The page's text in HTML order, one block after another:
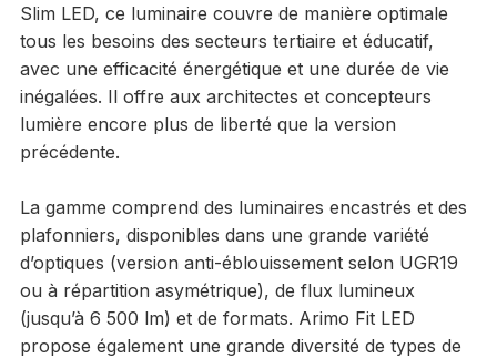
Slim LED, ce luminaire couvre de manière optimale
tous les besoins des secteurs tertiaire et éducatif,
avec une efficacité énergétique et une durée de vie
inégalées. Il offre aux architectes et concepteurs
lumière encore plus de liberté que la version
précédente.
La gamme comprend des luminaires encastrés et des
plafonniers, disponibles dans une grande variété
d’optiques (version anti-éblouissement selon UGR19
ou à répartition asymétrique), de flux lumineux
(jusqu’à 6 500 lm) et de formats. Arimo Fit LED
propose également une grande diversité de types de